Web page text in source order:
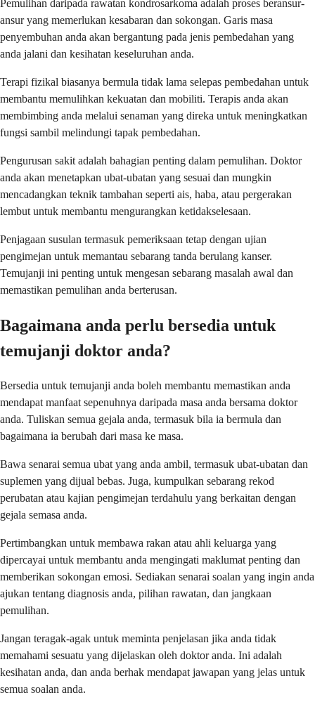
Pemulihan daripada rawatan kondrosarkoma adalah proses beransur-
ansur yang memerlukan kesabaran dan sokongan. Garis masa
penyembuhan anda akan bergantung pada jenis pembedahan yang
anda jalani dan kesihatan keseluruhan anda.
Terapi fizikal biasanya bermula tidak lama selepas pembedahan untuk
membantu memulihkan kekuatan dan mobiliti. Terapis anda akan
membimbing anda melalui senaman yang direka untuk meningkatkan
fungsi sambil melindungi tapak pembedahan.
Pengurusan sakit adalah bahagian penting dalam pemulihan. Doktor
anda akan menetapkan ubat-ubatan yang sesuai dan mungkin
mencadangkan teknik tambahan seperti ais, haba, atau pergerakan
lembut untuk membantu mengurangkan ketidakselesaan.
Penjagaan susulan termasuk pemeriksaan tetap dengan ujian
pengimejan untuk memantau sebarang tanda berulang kanser.
Temujanji ini penting untuk mengesan sebarang masalah awal dan
memastikan pemulihan anda berterusan.
Bagaimana anda perlu bersedia untuk
temujanji doktor anda?
Bersedia untuk temujanji anda boleh membantu memastikan anda
mendapat manfaat sepenuhnya daripada masa anda bersama doktor
anda. Tuliskan semua gejala anda, termasuk bila ia bermula dan
bagaimana ia berubah dari masa ke masa.
Bawa senarai semua ubat yang anda ambil, termasuk ubat-ubatan dan
suplemen yang dijual bebas. Juga, kumpulkan sebarang rekod
perubatan atau kajian pengimejan terdahulu yang berkaitan dengan
gejala semasa anda.
Pertimbangkan untuk membawa rakan atau ahli keluarga yang
dipercayai untuk membantu anda mengingati maklumat penting dan
memberikan sokongan emosi. Sediakan senarai soalan yang ingin anda
ajukan tentang diagnosis anda, pilihan rawatan, dan jangkaan
pemulihan.
Jangan teragak-agak untuk meminta penjelasan jika anda tidak
memahami sesuatu yang dijelaskan oleh doktor anda. Ini adalah
kesihatan anda, dan anda berhak mendapat jawapan yang jelas untuk
semua soalan anda.